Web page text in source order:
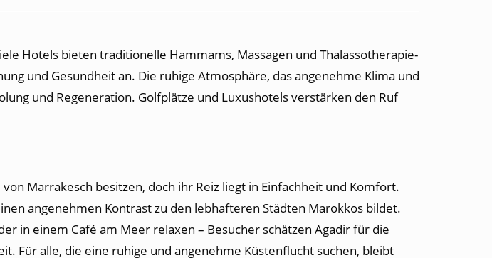
Hotels bieten traditionelle Hammams, Massagen und Thalassotherapie-
und Gesundheit an. Die ruhige Atmosphäre, das angenehme Klima und
und Regeneration. Golfplätze und Luxushotels verstärken den Ruf
Marrakesch besitzen, doch ihr Reiz liegt in Einfachheit und Komfort.
angenehmen Kontrast zu den lebhafteren Städten Marokkos bildet.
in einem Café am Meer relaxen – Besucher schätzen Agadir für die
Für alle, die eine ruhige und angenehme Küstenflucht suchen, bleibt